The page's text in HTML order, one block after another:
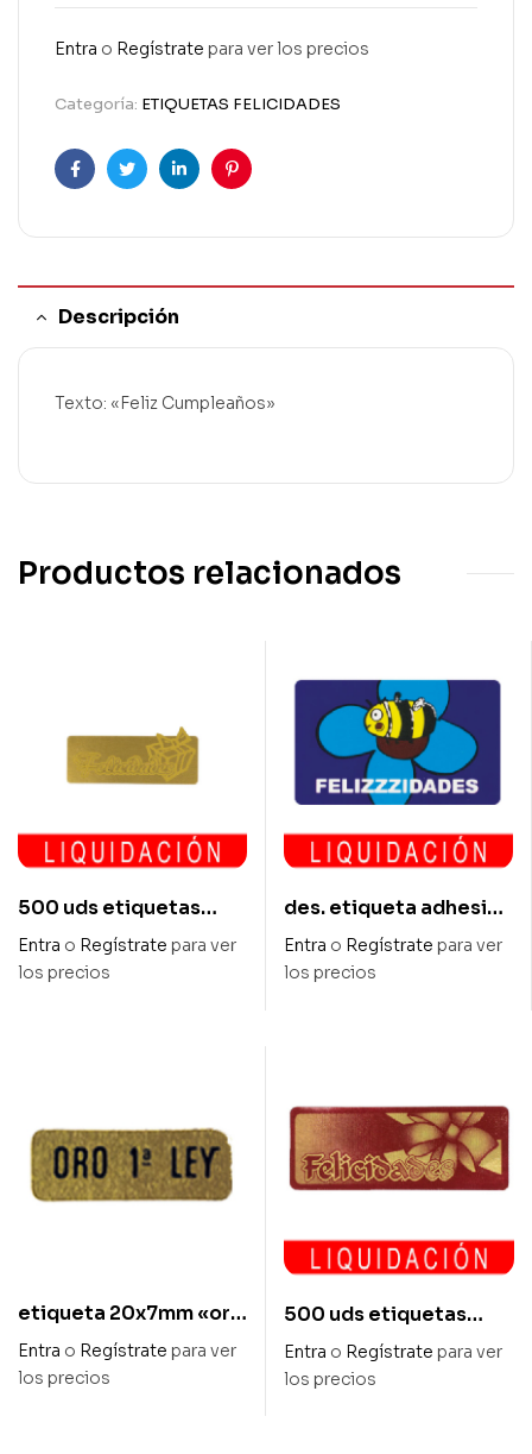
Entra o Regístrate para ver los precios
Categoría: ETIQUETAS FELICIDADES
FacebookTwitterLinkedinPinterest
Descripción
Texto: «Feliz Cumpleaños»
Productos relacionados
500 uds etiquetas
adhesivas 36x13mm
«felicidades»
Entra o Regístrate para ver
los precios
des. etiqueta adhesiva
50x30mm»felicidades
»500uds
Entra o Regístrate para ver
los precios
etiqueta 20x7mm «oro
1ª ley» 500uds
Entra o Regístrate para ver
los precios
500 uds etiquetas
adhesivas 55x20mm
«felicidades»
Entra o Regístrate para ver
los precios